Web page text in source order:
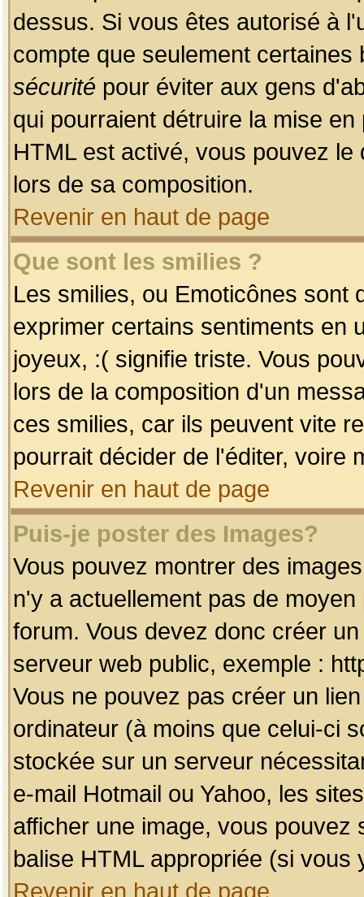
dessus. Si vous êtes autorisé à
compte que seulement
sécurité pour éviter aux gens
qui pourraient détruire la mise
HTML est activé, vous pouvez
lors de sa composition.
Revenir en haut de page
Que sont les smilies ?
Les smilies, ou Emoticônes sont
exprimer certains sentiments en
joyeux, :( signifie triste. Vous
lors de la composition d'un
ces smilies, car ils peuvent vite
pourrait décider de l'éditer, voire
Revenir en haut de page
Puis-je poster des Images?
Vous pouvez montrer des
n'y a actuellement pas de
forum. Vous devez donc créer
serveur web public, exemple :
Vous ne pouvez pas créer un
ordinateur (à moins que celui-ci
stockée sur un serveur
e-mail Hotmail ou Yahoo, les
afficher une image, vous pouvez
balise HTML appropriée (si vous
Revenir en haut de page